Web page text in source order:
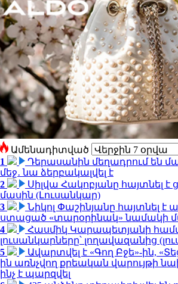
Ամենադիտված
1
Դերասանին մեղադրում են
մեջ․ նա ձերբակալվել է
2
Սիլվա Հակոբյանը հայտնել է
մասին (Լուսանկար)
3
Նիկոլ Փաշինյանը հայտնել է
ստացած «տարօրինակ» նամակի
4
Հասմիկ Կարապետյանի
լուսանկարները՝ լողավազանից
5
Ավարտվել է «Գող Բջե»-ին,
ին առնչվող քրեական վարույթի
ինչ է պարզվել